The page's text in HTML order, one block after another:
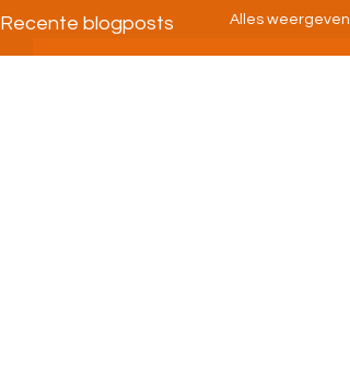
Recente blogposts Alles weergeven